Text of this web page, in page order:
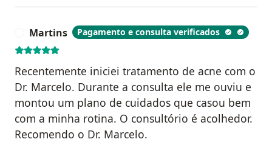
Martins Pagamento e consulta verificados
Recentemente iniciei tratamento de acne com o
Dr. Marcelo. Durante a consulta ele me ouviu e
montou um plano de cuidados que casou bem
com a minha rotina. O consultório é acolhedor.
Recomendo o Dr. Marcelo.